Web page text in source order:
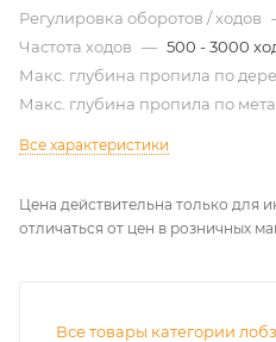
Регулировка оборотов / ходов
Частота ходов — 500 - 3000
Макс. глубина пропила по
Макс. глубина пропила по
Все характеристики
Цена действительна только для
отличаться от цен в розничных
Все товары категории